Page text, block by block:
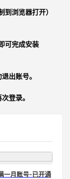
浏览器打开）
可完成安装
出账号。
登录。
一月账号-已开通